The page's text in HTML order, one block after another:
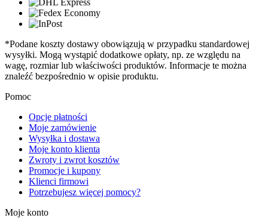
*Podane koszty dostawy obowiązują w przypadku standardowej
wysyłki. Mogą wystąpić dodatkowe opłaty, np. ze względu na
wagę, rozmiar lub właściwości produktów. Informacje te można
znaleźć bezpośrednio w opisie produktu.
Pomoc
Opcje płatności
Moje zamówienie
Wysyłka i dostawa
Moje konto klienta
Zwroty i zwrot kosztów
Promocje i kupony
Klienci firmowi
Potrzebujesz więcej pomocy?
Moje konto